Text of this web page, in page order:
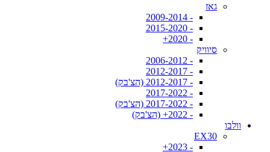
גאז
- 2009-2014
- 2015-2020
- 2020+
סיוויק
- 2006-2012
- 2012-2017
- 2012-2017 (הצ'בק)
- 2017-2022
- 2017-2022 (הצ'בק)
- 2022+ (הצ'בק)
וולבו
EX30
- 2023+